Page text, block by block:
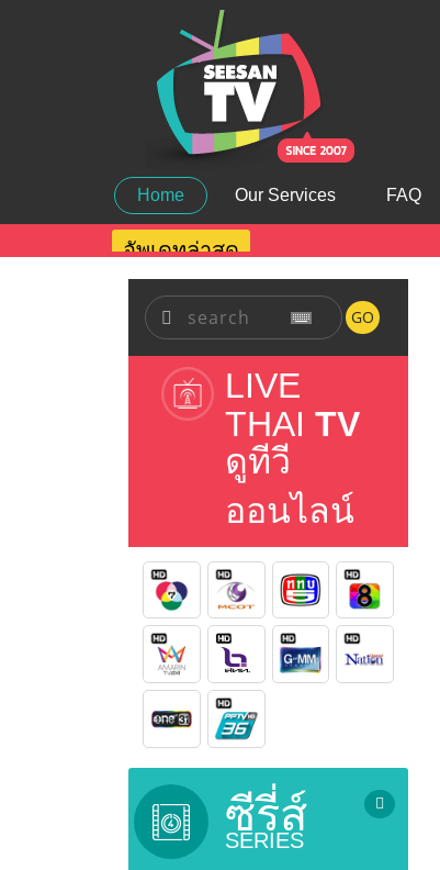
Home Our Services FAQ
อัพเดทล่าสุด
GO
LIVE
THAI TV
ดูทีวี
ออนไลน์
ซีรี่ส์
SERIES